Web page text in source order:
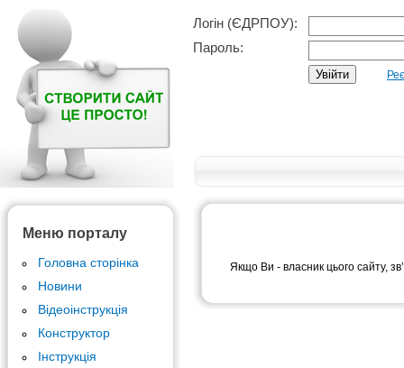
Логін (ЄДРПОУ):
Пароль:
Меню порталу
Головна сторінка
Новини
Відеоінструкція
Конструктор
Інструкція
Якщо Ви - власник цього сайту,